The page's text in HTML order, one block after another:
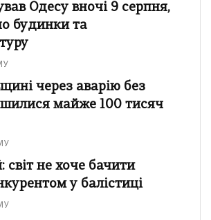
Одесу вночі 9 серпня,
будинки та
через аварію без
майже 100 тисяч
світ не хоче бачити
у балістиці